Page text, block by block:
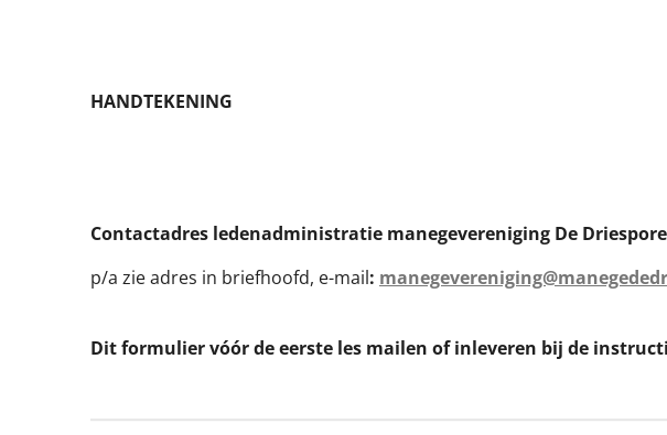
HANDTEKENING
Contactadres ledenadministratie manegevereniging De
p/a zie adres in briefhoofd, e-mail:
Dit formulier vóór de eerste les mailen of inleveren bij de